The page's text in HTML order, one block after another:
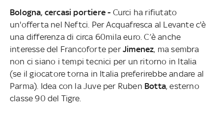
Bologna, cercasi portiere - Curci ha rifiutato
un'offerta nel Neftci. Per Acquafresca al Levante c'è
una differenza di circa 60mila euro. C’è anche
interesse del Francoforte per Jimenez, ma sembra
non ci siano i tempi tecnici per un ritorno in Italia
(se il giocatore torna in Italia preferirebbe andare al
Parma). Idea con la Juve per Ruben Botta, esterno
classe 90 del Tigre.